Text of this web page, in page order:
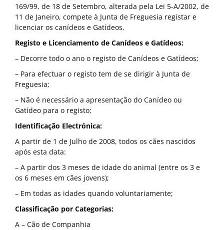
169/99, de 18 de Setembro, alterada pela Lei 5-A/2002, de
11 de Janeiro, compete à Junta de Freguesia registar e
licenciar os canídeos e Gatídeos.
Registo e Licenciamento de Canídeos e Gatídeos:
– Decorre todo o ano o registo de Canídeos e Gatídeos;
– Para efectuar o registo tem de se dirigir à Junta de
Freguesia;
– Não é necessário a apresentação do Canídeo ou
Gatídeo para o registo;
Identificação Electrónica:
A partir de 1 de Julho de 2008, todos os cães nascidos
após esta data:
– A partir dos 3 meses de idade do animal (entre os 3 e
os 6 meses em cães jovens);
– Em todas as idades quando voluntariamente;
Classificação por Categorias:
A – Cão de Companhia